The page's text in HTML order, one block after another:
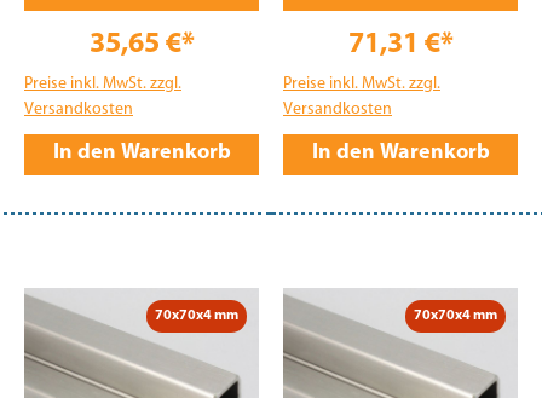
35,65 €*
Preise inkl. MwSt. zzgl.
Versandkosten
In den Warenkorb
71,31 €*
Preise inkl. MwSt. zzgl.
Versandkosten
In den Warenkorb
70x70x4 mm 70x70x4 mm